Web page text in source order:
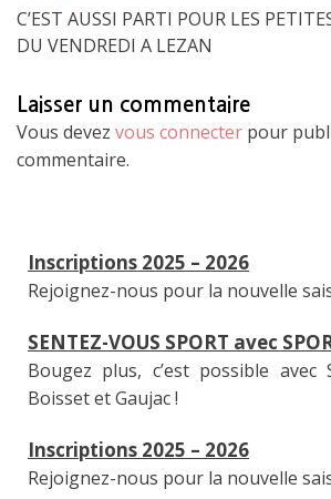
C’EST AUSSI PARTI POUR LES
DU VENDREDI A LEZAN
Laisser un commentaire
Vous devez vous connecter pour
commentaire.
Rejoignez-nous pour la nouvelle
Bougez plus, c’est possible avec
Boisset et Gaujac !
Rejoignez-nous pour la nouvelle